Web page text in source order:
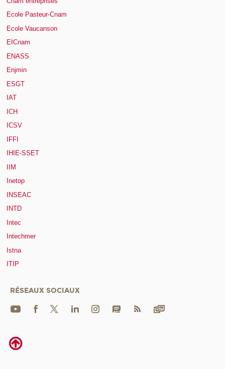
Ecole Pasteur-Cnam
Ecole Vaucanson
EICnam
ENASS
Enjmin
ESGT
IAT
ICH
ICSV
IFFI
IHIE-SSET
IIM
Inetop
INSEAC
INTD
Intec
Intechmer
Istna
ITIP
RÉSEAUX SOCIAUX